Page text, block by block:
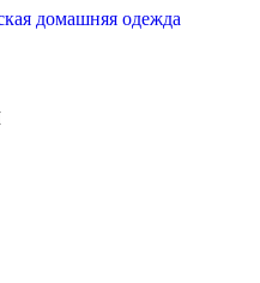
домашняя одежда